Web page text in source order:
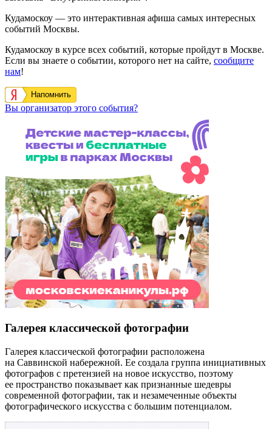
Кудамоскоу — это интерактивная афиша самых интересных
событий Москвы.
Кудамоскоу в курсе всех событий, которые пройдут в Москве.
Если вы знаете о событии, которого нет на сайте, сообщите
нам!
Напомнить
Вы организатор этого события?
Галерея классической фотографии
Галерея классической фотографии расположена
на Саввинской набережной. Ее создала группа инициативных
фотографов с претензией на новое искусство, поэтому
ее пространство показывает как признанные шедевры
современной фотографии, так и незамеченные объекты
фотографического искусства с большим потенциалом.